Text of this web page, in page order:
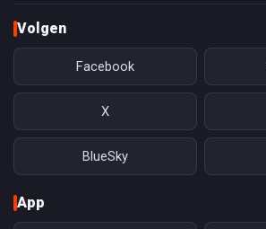
Volgen
Facebook
X
BlueSky
App